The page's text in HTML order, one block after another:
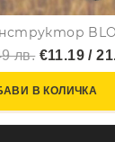
лв.€11.19 /
В КОЛИЧКА